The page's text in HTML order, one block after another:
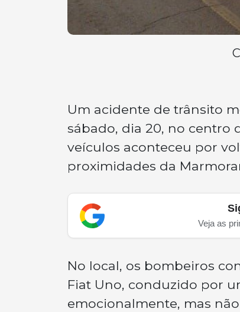
Um acidente de trânsito
sábado, dia 20, no centro
veículos aconteceu por
proximidades da
Veja as
No local, os bombeiros
Fiat Uno, conduzido por
emocionalmente, mas